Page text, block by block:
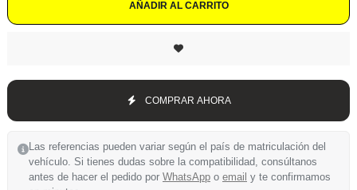
AÑADIR AL CARRITO
COMPRAR AHORA
Las referencias pueden variar según el país de matriculación del
vehículo. Si tienes dudas sobre la compatibilidad, consúltanos
antes de hacer el pedido por WhatsApp o email y te confirmamos